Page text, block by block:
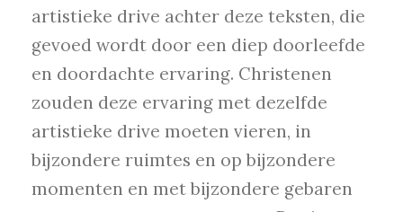
artistieke drive achter deze teksten, die
gevoed wordt door een diep doorleefde
en doordachte ervaring. Christenen
zouden deze ervaring met dezelfde
artistieke drive moeten vieren, in
bijzondere ruimtes en op bijzondere
momenten en met bijzondere gebaren